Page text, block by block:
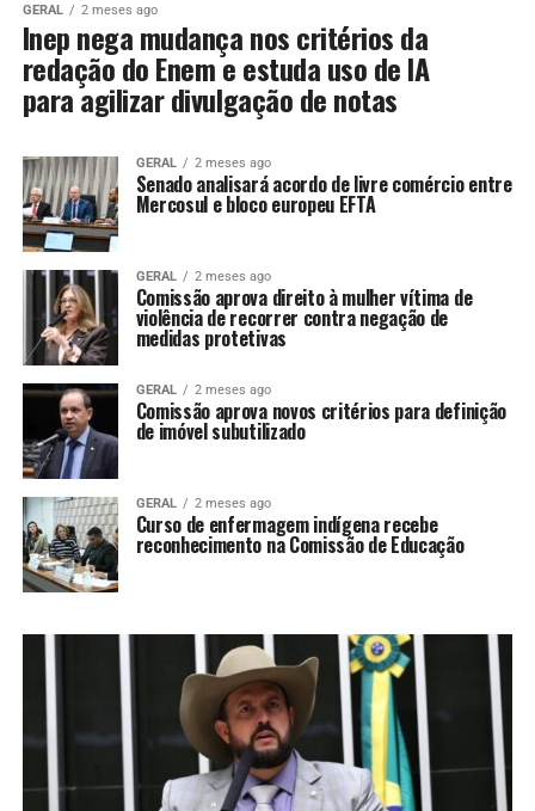
GERAL 2 meses ago
Inep nega mudança nos critérios da
redação do Enem e estuda uso de IA
para agilizar divulgação de notas
GERAL 2 meses ago
Senado analisará acordo de livre comércio entre
Mercosul e bloco europeu EFTA
GERAL 2 meses ago
Comissão aprova direito à mulher vítima de
violência de recorrer contra negação de
medidas protetivas
GERAL 2 meses ago
Comissão aprova novos critérios para definição
de imóvel subutilizado
GERAL 2 meses ago
Curso de enfermagem indígena recebe
reconhecimento na Comissão de Educação